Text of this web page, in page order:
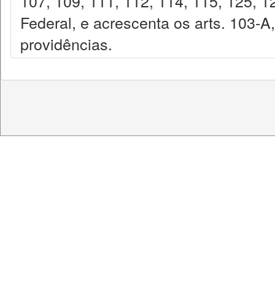
Federal, e acrescenta os arts. 103-
providências.